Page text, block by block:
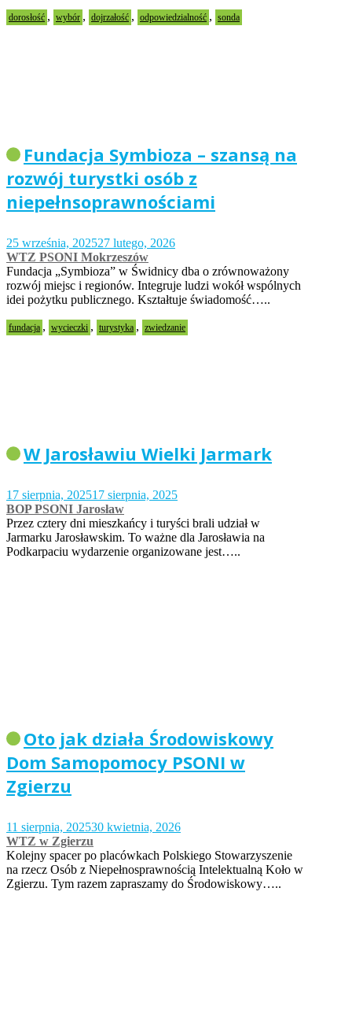
dorosłość , wybór , dojrzałość , odpowiedzialność , sonda
Fundacja Symbioza – szansą na
rozwój turystki osób z
niepełnsoprawnościami
25 września, 202527 lutego, 2026
WTZ PSONI Mokrzeszów
Fundacja „Symbioza” w Świdnicy dba o zrównoważony
rozwój miejsc i regionów. Integruje ludzi wokół wspólnych
idei pożytku publicznego. Kształtuje świadomość…..
fundacja , wycieczki , turystyka , zwiedzanie
W Jarosławiu Wielki Jarmark
17 sierpnia, 202517 sierpnia, 2025
BOP PSONI Jarosław
Przez cztery dni mieszkańcy i turyści brali udział w
Jarmarku Jarosławskim. To ważne dla Jarosławia na
Podkarpaciu wydarzenie organizowane jest…..
Oto jak działa Środowiskowy
Dom Samopomocy PSONI w
Zgierzu
11 sierpnia, 202530 kwietnia, 2026
WTZ w Zgierzu
Kolejny spacer po placówkach Polskiego Stowarzyszenie
na rzecz Osób z Niepełnosprawnością Intelektualną Koło w
Zgierzu. Tym razem zapraszamy do Środowiskowy…..